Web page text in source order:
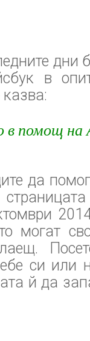
дни
в
в помощ на
да
2014
могат
си или
й да